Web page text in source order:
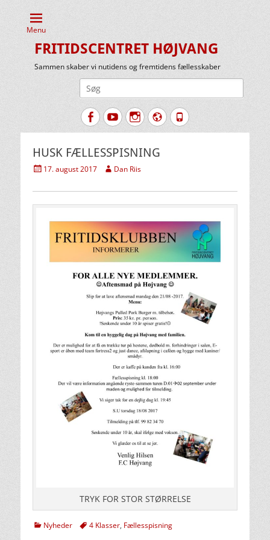
Menu
FRITIDSCENTRET HØJVANG
Sammen skaber vi nutidens og fremtidens fællesskaber
FacebookYouTubeInstagram
Website
Tlf.
HUSK FÆLLESSPISNING
Udgivet
17. august 2017 Forfatter
Dan Riis
TRYK FOR STOR STØRRELSE
kategorier
Nyheder Tags4 Klasser, Fællesspisning